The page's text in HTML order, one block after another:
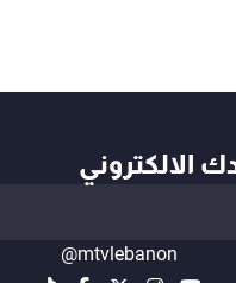
الالكتروني
@mtvlebanon